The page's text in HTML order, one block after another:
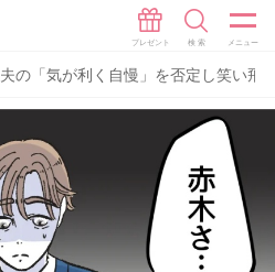
夫の「気が利く自慢」を否定し笑い